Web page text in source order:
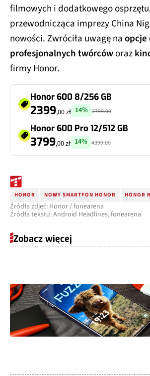
filmowych i dodatkowego
przewodnicząca imprezy China
nowości. Zwróciła uwagę naopcje
profesjonalnych twórcóworaz
firmy Honor.
Honor 600 8/256 GB
2399,00 zł 14% 2799.00
Honor 600 Pro 12/512 GB
3799,00 zł 14% 4399.00
HONOR NOWY SMARTFON HONOR HONOR
Źródła zdjęć: Honor / fonearena
Źródła tekstu: Android Headlines, fonearena
Zobacz więcej